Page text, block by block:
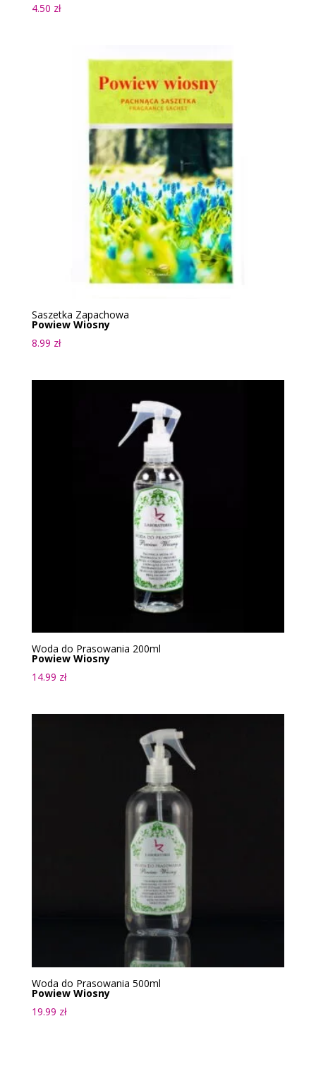
4.50 zł
Saszetka Zapachowa
Powiew Wiosny
8.99 zł
Woda do Prasowania 200ml
Powiew Wiosny
14.99 zł
Woda do Prasowania 500ml
Powiew Wiosny
19.99 zł